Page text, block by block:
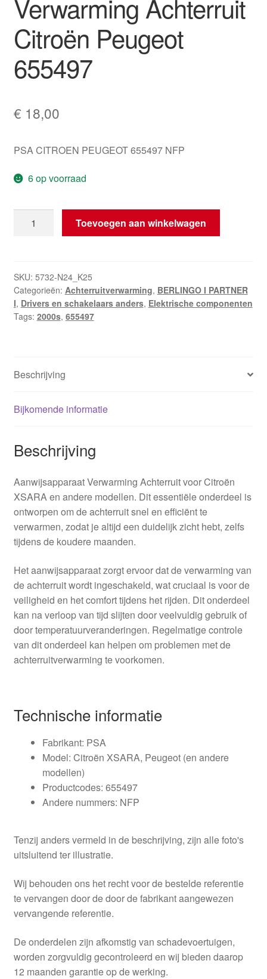
Verwarming Achterruit
Citroën Peugeot
655497
€ 18,00
PSA CITROEN PEUGEOT 655497 NFP
6 op voorraad
Aanwijsapparaat
Verwarming
Peugeot
655497
aantal
Toevoegen aan winkelwagen
SKU: 5732-N24_K25
Categorieën: Achterruitverwarming, BERLINGO I PARTNER
I, Drivers en schakelaars anders, Elektrische componenten
Tags: 2000s, 655497
Beschrijving
Bijkomende informatie
Beschrijving
Aanwijsapparaat Verwarming Achterruit voor Citroën
XSARA en andere modellen. Dit essentiële onderdeel is
ontworpen om de achterruit snel en efficiënt te
verwarmen, zodat je altijd een duidelijk zicht hebt, zelfs
tijdens de koudere maanden.
Het aanwijsapparaat zorgt ervoor dat de verwarming van
de achterruit wordt ingeschakeld, wat cruciaal is voor de
veiligheid en het comfort tijdens het rijden. Dit onderdeel
kan na verloop van tijd slijten door veelvuldig gebruik of
door temperatuurveranderingen. Regelmatige controle
van dit onderdeel kan helpen om problemen met de
achterruitverwarming te voorkomen.
Technische informatie
Fabrikant: PSA
Model: Citroën XSARA, Peugeot (en andere
modellen)
Productcodes: 655497
Andere nummers: NFP
Tenzij anders vermeld in de beschrijving, zijn alle foto's
uitsluitend ter illustratie.
Wij behouden ons het recht voor de bestelde referentie
te vervangen door de door de fabrikant aangewezen
vervangende referentie.
De onderdelen zijn afkomstig van schadevoertuigen,
worden zorgvuldig gecontroleerd en wij bieden daarop
12 maanden garantie op de werking.